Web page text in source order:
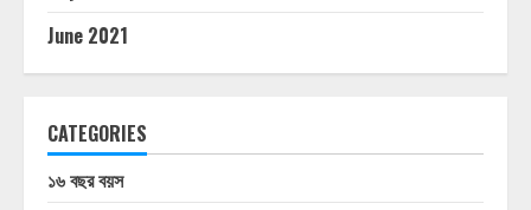
June 2021
CATEGORIES
১৬ বছর বয়স